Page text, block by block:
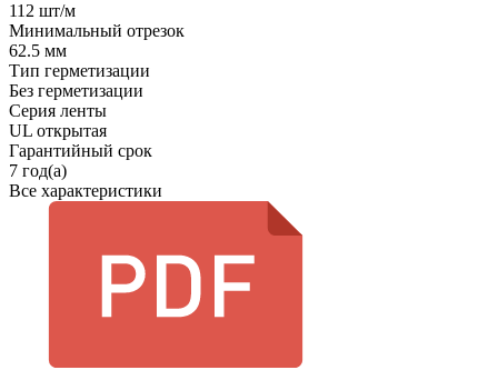
112 шт/м
Минимальный отрезок
62.5 мм
Тип герметизации
Без герметизации
Серия ленты
UL открытая
Гарантийный срок
7 год(а)
Все характеристики